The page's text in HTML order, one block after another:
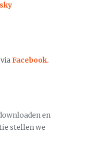
Facebook.
en
stellen we